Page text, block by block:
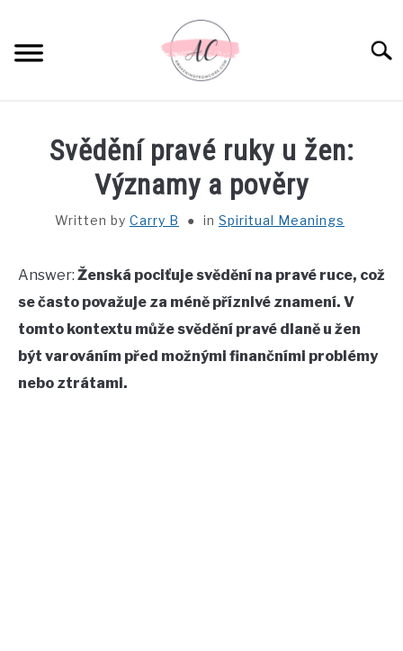
content
SPIRITUAL MEANINGS
DREAM MEANINGS
BIBLICAL MEANINGS
ASTROLOGY
DECOR AND THANKSGIVING IDEAS
Svědění pravé ruky u žen:
Významy a pověry
Written by Carry B in Spiritual Meanings
Answer: Ženská pociťuje svědění na pravé ruce, což
se často považuje za méně příznivé znamení. V
tomto kontextu může svědění pravé dlaně u žen
být varováním před možnými finančními problémy
nebo ztrátami.